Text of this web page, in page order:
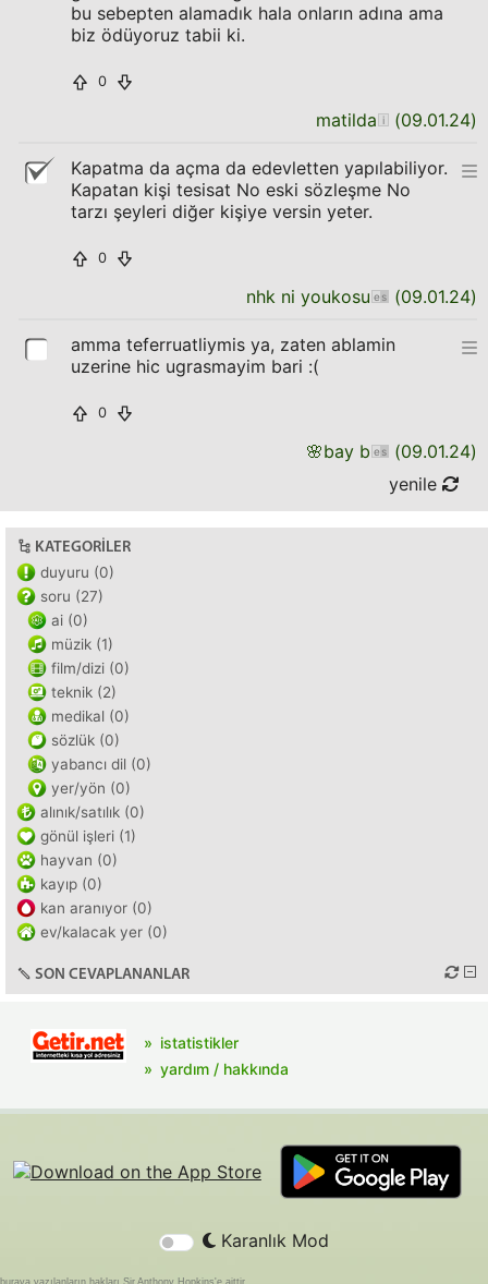
bu sebepten alamadık hala onların adına ama
biz ödüyoruz tabii ki.
0
matilda (09.01.24)
Kapatma da açma da edevletten yapılabiliyor.
Kapatan kişi tesisat No eski sözleşme No
tarzı şeyleri diğer kişiye versin yeter.
0
nhk ni youkosu (09.01.24)
amma teferruatliymis ya, zaten ablamin
uzerine hic ugrasmayim bari :(
0
🌸bay b (09.01.24)
yenile
KATEGORILER
duyuru (0)
soru (27)
ai (0)
müzik (1)
film/dizi (0)
teknik (2)
medikal (0)
sözlük (0)
yabancı dil (0)
yer/yön (0)
alınık/satılık (0)
gönül işleri (1)
hayvan (0)
kayıp (0)
kan aranıyor (0)
ev/kalacak yer (0)
SON CEVAPLANANLAR
istatistikler
yardım / hakkında
Karanlık Mod
buraya yazılanların hakları Sir Anthony Hopkins'e aittir.